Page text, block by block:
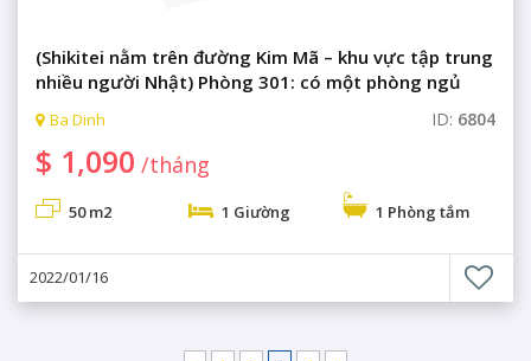
(Shikitei nằm trên đường Kim Mã – khu vực tập trung
nhiều người Nhật) Phòng 301: có một phòng ngủ
Ba Dinh ID: 6804
$ 1,090 /tháng
50 m2 1 Giường 1 Phòng tắm
2022/01/16